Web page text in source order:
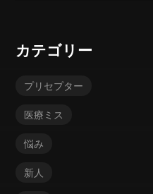
カテゴリー
プリセプター
医療ミス
悩み
新人